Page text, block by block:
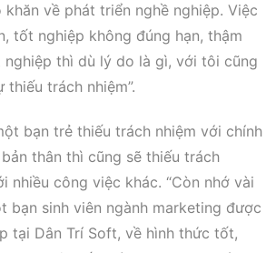
khăn về phát triển nghề nghiệp. Việc
tốt nghiệp không đúng hạn, thậm
thì dù lý do là gì, với tôi cũng
thiếu trách nhiệm”.
bạn trẻ thiếu trách nhiệm với chính
thân thì cũng sẽ thiếu trách
nhiều công việc khác. “Còn nhớ vài
bạn sinh viên ngành marketing được
tại Dân Trí Soft, về hình thức tốt,